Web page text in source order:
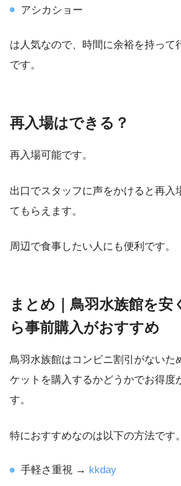
アシカショー
は人気なので、時間に余裕を持って
です。
再入場はできる？
再入場可能です。
出口でスタッフに声をかけると再入
てもらえます。
周辺で食事したい人にも便利です。
まとめ｜鳥羽水族館を安
ら事前購入がおすすめ
鳥羽水族館はコンビニ割引がないた
ケットを購入するかどうかでお得度
す。
特におすすめなのは以下の方法です。
手軽さ重視 → kkday